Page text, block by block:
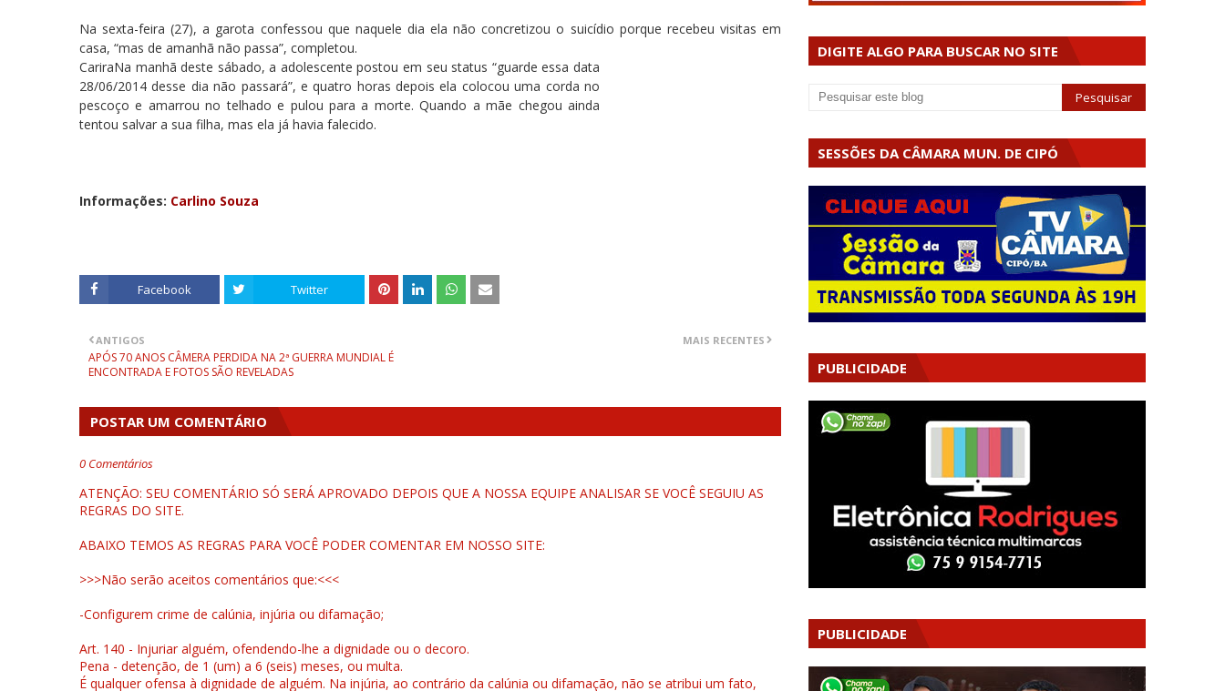
Na sexta-feira (27), a garota confessou que naquele dia ela não concretizou o suicídio porque recebeu visitas em
casa, “mas de amanhã não passa”, completou.
CariraNa manhã deste sábado, a adolescente postou em seu status “guarde essa data
28/06/2014 desse dia não passará”, e quatro horas depois ela colocou uma corda no
pescoço e amarrou no telhado e pulou para a morte. Quando a mãe chegou ainda
tentou salvar a sua filha, mas ela já havia falecido.
Informações: Carlino Souza
Facebook Twitter
MAIS RECENTES
ANTIGOS
APÓS 70 ANOS CÂMERA PERDIDA NA 2ª GUERRA MUNDIAL É
ENCONTRADA E FOTOS SÃO REVELADAS
POSTAR UM COMENTÁRIO
0 Comentários
ATENÇÃO: SEU COMENTÁRIO SÓ SERÁ APROVADO DEPOIS QUE A NOSSA EQUIPE ANALISAR SE VOCÊ SEGUIU AS
REGRAS DO SITE.
ABAIXO TEMOS AS REGRAS PARA VOCÊ PODER COMENTAR EM NOSSO SITE:
>>>Não serão aceitos comentários que:<<<
-Configurem crime de calúnia, injúria ou difamação;
Art. 140 - Injuriar alguém, ofendendo-lhe a dignidade ou o decoro.
Pena - detenção, de 1 (um) a 6 (seis) meses, ou multa.
É qualquer ofensa à dignidade de alguém. Na injúria, ao contrário da calúnia ou difamação, não se atribui um fato,
DIGITE ALGO PARA BUSCAR NO SITE
SESSÕES DA CÂMARA MUN. DE CIPÓ
PUBLICIDADE
PUBLICIDADE